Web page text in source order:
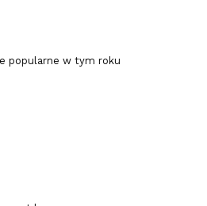
popularne w tym roku